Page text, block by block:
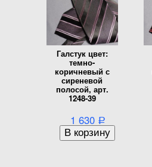
Галстук цвет:
темно-
коричневый с
сиреневой
полосой, арт.
1248-39
1 630 Р